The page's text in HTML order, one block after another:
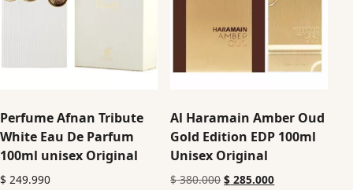
Perfume Afnan Tribute
White Eau De Parfum
100ml unisex Original
$ 249.990
Al Haramain Amber Oud
Gold Edition EDP 100ml
Unisex Original
$380.000 $ 285.000